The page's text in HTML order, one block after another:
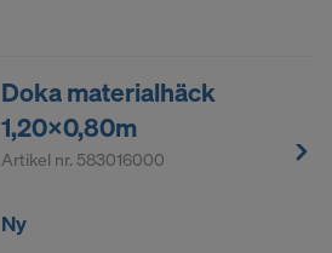
Doka materialhäck
1,20x0,80m
Artikel nr. 583016000
Ny